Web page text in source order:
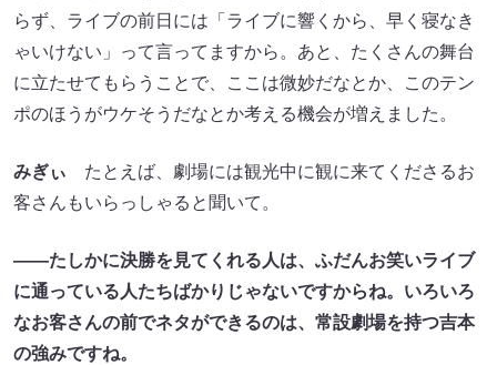
らず、ライブの前日には「ライブに響くから、早く寝なき
ゃいけない」って言ってますから。あと、たくさんの舞台
に立たせてもらうことで、ここは微妙だなとか、このテン
ポのほうがウケそうだなとか考える機会が増えました。
みぎぃ たとえば、劇場には観光中に観に来てくださるお
客さんもいらっしゃると聞いて。
――たしかに決勝を見てくれる人は、ふだんお笑いライブ
に通っている人たちばかりじゃないですからね。いろいろ
なお客さんの前でネタができるのは、常設劇場を持つ吉本
の強みですね。